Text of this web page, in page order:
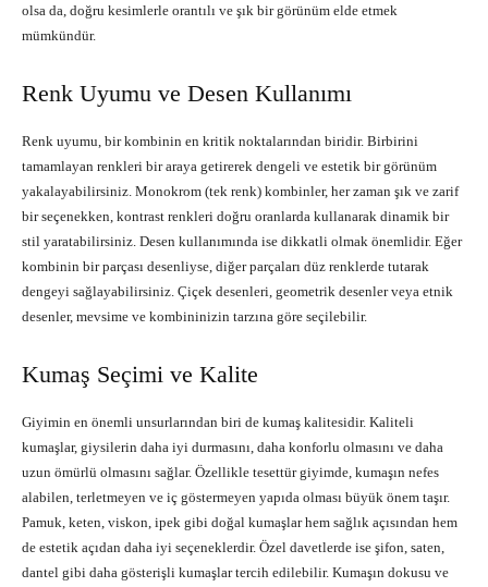
olsa da, doğru kesimlerle orantılı ve şık bir görünüm elde etmek
mümkündür.
Renk Uyumu ve Desen Kullanımı
Renk uyumu, bir kombinin en kritik noktalarından biridir. Birbirini
tamamlayan renkleri bir araya getirerek dengeli ve estetik bir görünüm
yakalayabilirsiniz. Monokrom (tek renk) kombinler, her zaman şık ve zarif
bir seçenekken, kontrast renkleri doğru oranlarda kullanarak dinamik bir
stil yaratabilirsiniz. Desen kullanımında ise dikkatli olmak önemlidir. Eğer
kombinin bir parçası desenliyse, diğer parçaları düz renklerde tutarak
dengeyi sağlayabilirsiniz. Çiçek desenleri, geometrik desenler veya etnik
desenler, mevsime ve kombininizin tarzına göre seçilebilir.
Kumaş Seçimi ve Kalite
Giyimin en önemli unsurlarından biri de kumaş kalitesidir. Kaliteli
kumaşlar, giysilerin daha iyi durmasını, daha konforlu olmasını ve daha
uzun ömürlü olmasını sağlar. Özellikle tesettür giyimde, kumaşın nefes
alabilen, terletmeyen ve iç göstermeyen yapıda olması büyük önem taşır.
Pamuk, keten, viskon, ipek gibi doğal kumaşlar hem sağlık açısından hem
de estetik açıdan daha iyi seçeneklerdir. Özel davetlerde ise şifon, saten,
dantel gibi daha gösterişli kumaşlar tercih edilebilir. Kumaşın dokusu ve